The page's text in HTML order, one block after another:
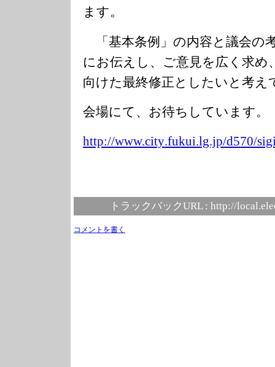
ます。
「基本条例」の内容と議会の
にお伝えし、ご意見を広く求め
向けた最終修正としたいと考え
会場にて、お待ちしています。
http://www.city.fukui.lg.jp/d570/
トラックバックURL : http://
コメントを書く